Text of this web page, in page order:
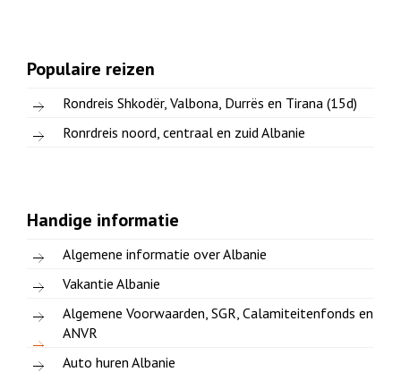
Populaire reizen
Rondreis Shkodër, Valbona, Durrës en Tirana (15d)
Ronrdreis noord, centraal en zuid Albanie
Handige informatie
Algemene informatie over Albanie
Vakantie Albanie
Algemene Voorwaarden, SGR, Calamiteitenfonds en
ANVR
Auto huren Albanie